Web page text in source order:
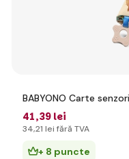
BABYONO Carte
41,39 lei
34,21 lei fără TVA
+ 8 puncte